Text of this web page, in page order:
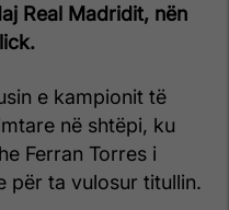
Real Madridit, nën
e kampionit të
në shtëpi, ku
Ferran Torres i
për ta vulosur titullin.